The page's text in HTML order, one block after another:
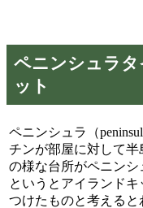
ペニンシュラ
ット
ペニンシュラ（
チンが部屋に対して
の様な台所がペニン
というとアイランド
つけたものと考えると